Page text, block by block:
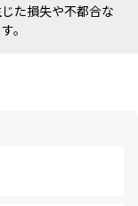
た損失や不都合な
。